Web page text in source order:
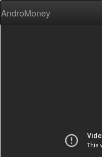
AndroMoney